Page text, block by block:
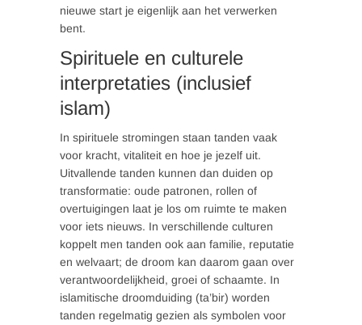
nieuwe start je eigenlijk aan het verwerken
bent.
Spirituele en culturele
interpretaties (inclusief
islam)
In spirituele stromingen staan tanden vaak
voor kracht, vitaliteit en hoe je jezelf uit.
Uitvallende tanden kunnen dan duiden op
transformatie: oude patronen, rollen of
overtuigingen laat je los om ruimte te maken
voor iets nieuws. In verschillende culturen
koppelt men tanden ook aan familie, reputatie
en welvaart; de droom kan daarom gaan over
verantwoordelijkheid, groei of schaamte. In
islamitische droomduiding (ta’bir) worden
tanden regelmatig gezien als symbolen voor